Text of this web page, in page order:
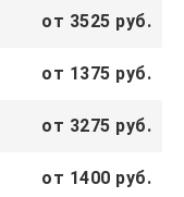
от 3525 руб.
от 1375 руб.
от 3275 руб.
от 1400 руб.